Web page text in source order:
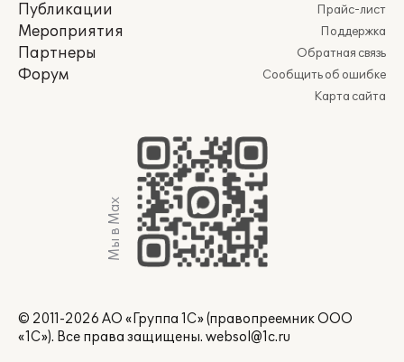
Публикации
Мероприятия
Партнеры
Форум
Прайс-лист
Поддержка
Обратная связь
Сообщить об ошибке
Карта сайта
Мы в Max
© 2011-2026 АО «Группа 1С» (правопреемник ООО
«1С»). Все права защищены. websol@1c.ru